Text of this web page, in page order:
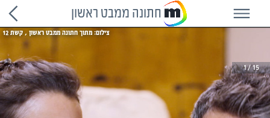
חתונה ממבט ראשון
1 15
צילום: מתוך חתונה ממבט ראשון , קשת 12